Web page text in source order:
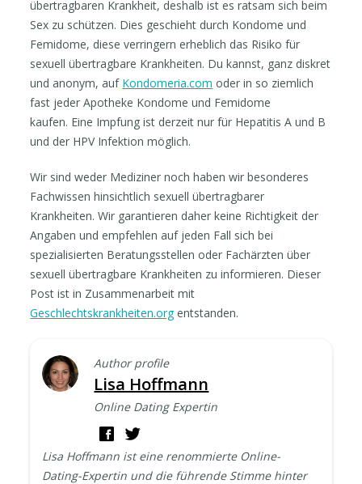
übertragbaren Krankheit, deshalb ist es ratsam sich beim
Sex zu schützen. Dies geschieht durch Kondome und
Femidome, diese verringern erheblich das Risiko für
sexuell übertragbare Krankheiten. Du kannst, ganz diskret
und anonym, auf Kondomeria.com oder in so ziemlich
fast jeder Apotheke Kondome und Femidome
kaufen. Eine Impfung ist derzeit nur für Hepatitis A und B
und der HPV Infektion möglich.
Wir sind weder Mediziner noch haben wir besonderes
Fachwissen hinsichtlich sexuell übertragbarer
Krankheiten. Wir garantieren daher keine Richtigkeit der
Angaben und empfehlen auf jeden Fall sich bei
spezialisierten Beratungsstellen oder Fachärzten über
sexuell übertragbare Krankheiten zu informieren. Dieser
Post ist in Zusammenarbeit mit
Geschlechtskrankheiten.orgentstanden.
Author profile
Lisa Hoffmann
Online Dating Expertin
Lisa Hoffmann ist eine renommierte Online-
Dating-Expertin und die führende Stimme hinter